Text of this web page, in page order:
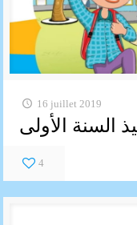
16 juillet 2019
السنة الأولى
4